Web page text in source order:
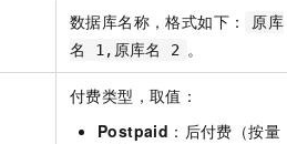
数据库名称，格式如下：
原库
名 1,原库名 2
。
付费类型，取值：
Postpaid ：后付费（按量